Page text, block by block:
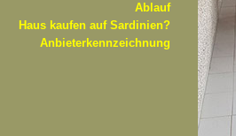
Ablauf
Haus kaufen auf Sardinien?
Anbieterkennzeichnung